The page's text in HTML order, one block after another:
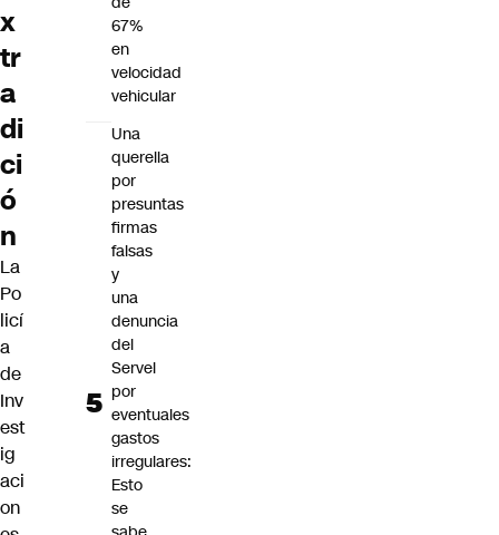
x
tr
a
di
ci
ó
n
La
Po
licí
a
de
Inv
est
ig
aci
on
67%
en
velocidad
vehicular
Una
querella
por
presuntas
firmas
falsas
y
una
denuncia
del
Servel
por
eventuales
gastos
irregulares:
Esto
se